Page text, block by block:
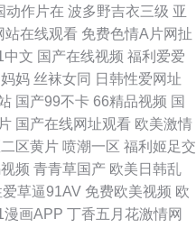
动作片在 波多野吉衣三级 亚
站在线观看 免费色情A片网扯
中文 国产在线视频 福利爱爱
妈 丝袜女同 日韩性爱网址
国产99不卡 66精品视频 国
国产在线网址观看 欧美激情
区黄片 喷潮一区 福利姬足交
频 青青草国产 欧美日韩乱
爱草逼91AV 免费欧美视频 欧
漫画APP 丁香五月花激情网